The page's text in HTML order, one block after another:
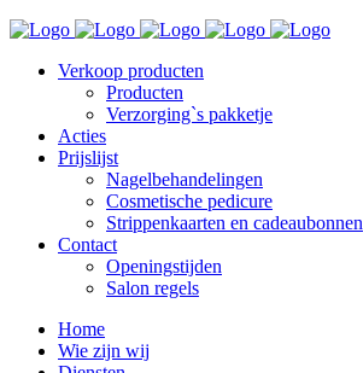
Verkoop producten
Producten
Verzorging`s pakketje
Acties
Prijslijst
Nagelbehandelingen
Cosmetische pedicure
Strippenkaarten en cadeaubonnen
Contact
Openingstijden
Salon regels
Home
Wie zijn wij